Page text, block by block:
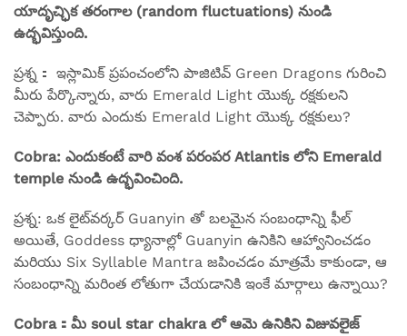
యాదృచ్ఛిక తరంగాల (random fluctuations) నుండి
ఉద్భవిస్తుంది.
ప్రశ్న： ఇస్లామిక్ ప్రపంచంలోని పాజిటివ్ Green Dragons గురించి
మీరు పేర్కొన్నారు, వారు Emerald Light యొక్క రక్షకులని
చెప్పారు. వారు ఎందుకు Emerald Light యొక్క రక్షకులు?
Cobra: ఎందుకంటే వారి వంశ పరంపర Atlantis లోని Emerald
temple నుండి ఉద్భవించింది.
ప్రశ్న: ఒక లైట్‌వర్కర్ Guanyin తో బలమైన సంబంధాన్ని ఫీల్
అయితే, Goddess ధ్యానాల్లో Guanyin ఉనికిని ఆహ్వానించడం
మరియు Six Syllable Mantra జపించడం మాత్రమే కాకుండా, ఆ
సంబంధాన్ని మరింత లోతుగా చేయడానికి ఇంకే మార్గాలు ఉన్నాయి?
Cobra：మీ soul star chakra లో ఆమె ఉనికిని విజువలైజ్